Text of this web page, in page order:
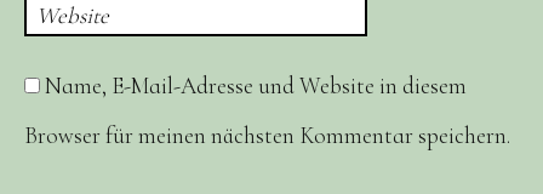
Website
Name, E-Mail-Adresse und Website in diesem
Browser für meinen nächsten Kommentar speichern.